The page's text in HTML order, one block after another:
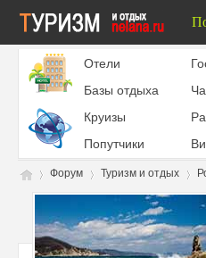
Отели
Базы отдыха
Круизы
Попутчики
»
Форум
›
Туризм и отдых
›